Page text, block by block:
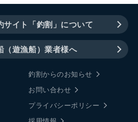
サイト「釣割」について
（遊漁船）業者様へ
釣割からのお知らせ
お問い合わせ
プライバシーポリシー